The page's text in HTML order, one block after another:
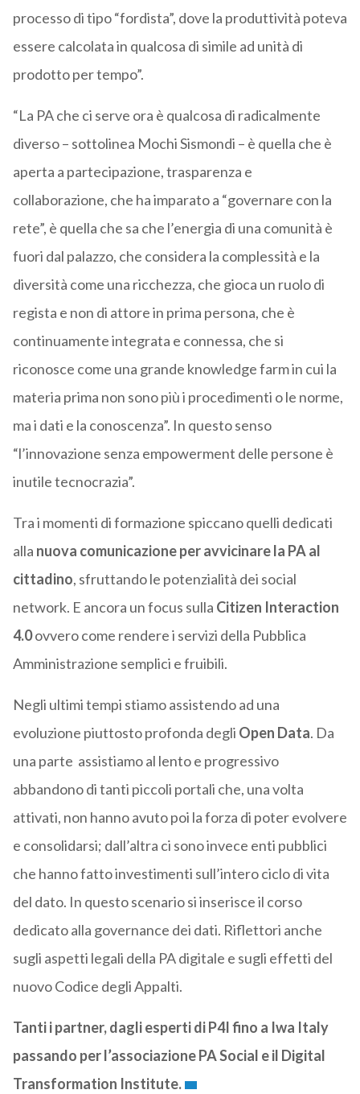
processo di tipo “fordista”, dove la produttività poteva
essere calcolata in qualcosa di simile ad unità di
prodotto per tempo”.
“La PA che ci serve ora è qualcosa di radicalmente
diverso – sottolinea Mochi Sismondi – è quella che è
aperta a partecipazione, trasparenza e
collaborazione, che ha imparato a “governare con la
rete”, è quella che sa che l’energia di una comunità è
fuori dal palazzo, che considera la complessità e la
diversità come una ricchezza, che gioca un ruolo di
regista e non di attore in prima persona, che è
continuamente integrata e connessa, che si
riconosce come una grande knowledge farm in cui la
materia prima non sono più i procedimenti o le norme,
ma i dati e la conoscenza”. In questo senso
“l’innovazione senza empowerment delle persone è
inutile tecnocrazia”.
Tra i momenti di formazione spiccano quelli dedicati
alla nuova comunicazione per avvicinare la PA al
cittadino, sfruttando le potenzialità dei social
network. E ancora un focus sulla Citizen Interaction
4.0ovvero come rendere i servizi della Pubblica
Amministrazione semplici e fruibili.
Negli ultimi tempi stiamo assistendo ad una
evoluzione piuttosto profonda degli Open Data. Da
una parte assistiamo al lento e progressivo
abbandono di tanti piccoli portali che, una volta
attivati, non hanno avuto poi la forza di poter evolvere
e consolidarsi; dall’altra ci sono invece enti pubblici
che hanno fatto investimenti sull’intero ciclo di vita
del dato. In questo scenario si inserisce il corso
dedicato alla governance dei dati. Riflettori anche
sugli aspetti legali della PA digitale e sugli effetti del
nuovo Codice degli Appalti.
Tanti i partner, dagli esperti di P4I fino a Iwa Italy
passando per l’associazione PA Social e il Digital
Transformation Institute.